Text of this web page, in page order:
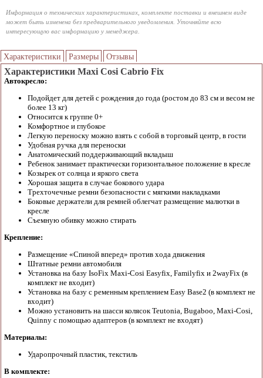
Информация о технических характеристиках, комплекте поставки и внешнем виде
может быть изменена без предварительного уведомления. Уточняйте всю
интересующую вас информацию у менеджера.
Характеристики Размеры Отзывы
Характеристики Maxi Cosi Cabrio Fix
Автокресло:
Подойдет для детей с рождения до года (ростом до 83 см и весом не
более 13 кг)
Относится к группе 0+
Комфортное и глубокое
Легкую переноску можно взять с собой в торговый центр, в гости
Удобная ручка для переноски
Анатомический поддерживающий вкладыш
Ребенок занимает практически горизонтальное положение в кресле
Козырек от солнца и яркого света
Хорошая защита в случае бокового удара
Трехточечные ремни безопасности с мягкими накладками
Боковые держатели для ремней облегчат размещение малютки в
кресле
Съемную обивку можно стирать
Крепление:
Размещение «Спиной вперед» против хода движения
Штатные ремни автомобиля
Установка на базу IsoFix Maxi-Cosi Easyfix, Familyfix и 2wayFix (в
комплект не входит)
Установка на базу с ременным креплением Easy Base2 (в комплект не
входит)
Можно установить на шасси колясок Teutonia, Bugaboo, Maxi-Cosi,
Quinny с помощью адаптеров (в комплект не входят)
Материалы:
Ударопрочный пластик, текстиль
В комплекте: